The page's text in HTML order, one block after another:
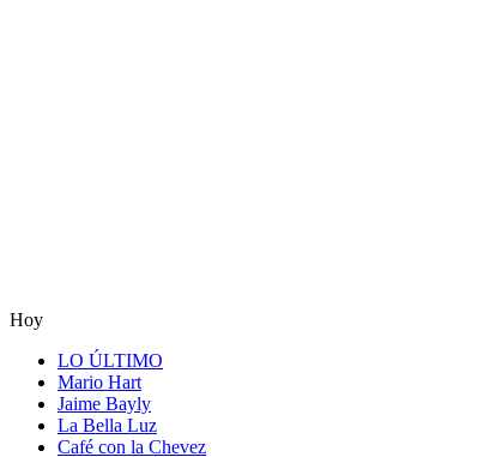
Hoy
LO ÚLTIMO
Mario Hart
Jaime Bayly
La Bella Luz
Café con la Chevez